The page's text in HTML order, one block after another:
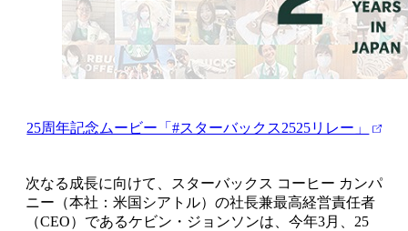
25周年記念ムービー「#スターバックス2525リレー」
次なる成長に向けて、スターバックス コーヒー カンパ
ニー（本社：米国シアトル）の社長兼最高経営責任者
（CEO）であるケビン・ジョンソンは、今年3月、25